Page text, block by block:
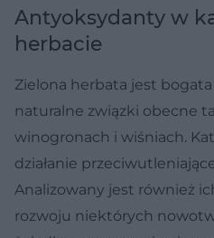
Antyoksydanty w
herbacie
Zielona herbata jest
naturalne związki obecne
winogronach i wiśniach.
działanie
Analizowany jest również
rozwoju niektórych